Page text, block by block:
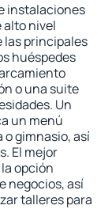
instalaciones
alto nivel
las principales
huéspedes
o una suite
Un
un menú
o gimnasio, así
El mejor
opción
negocios, así
talleres para